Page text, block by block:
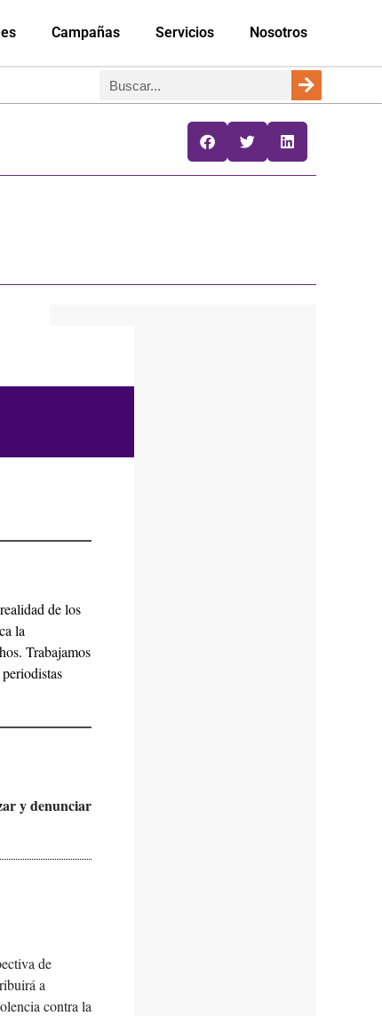
Campañas Servicios Nosotros
de los
la
Trabajamos
y denunciar
de
a
contra la